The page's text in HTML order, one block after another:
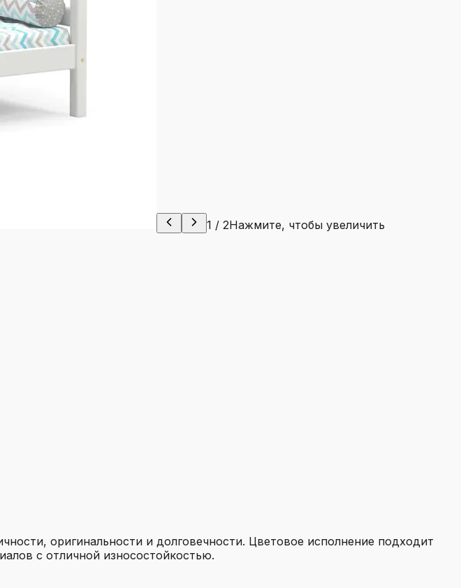
1 / 2Нажмите, чтобы увеличить
оригинальности и долговечности. Цветовое исполнение подходит
с отличной износостойкостью.